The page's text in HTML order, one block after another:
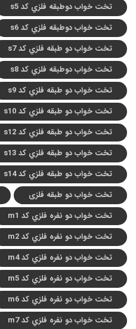
تخت خواب دوطبقه فلزي کد s5
تخت خواب دوطبقه فلزي کد s6
تخت خواب دو طبقه فلزي کد s7
تخت خواب دوطبقه فلزي کد s8
تخت خواب دو طبقه فلزي کد s9
تخت خواب دو طبقه فلزي کد s10
تخت خواب دو طبقه فلزي کد s12
تخت خواب دو طبقه فلزي کد s13
تخت خواب دو طبقه فلزي کد s14
تخت خواب دو طبقه فلزی
تخت خواب دو نفره فلزي کد m1
تخت خواب دو نفره فلزي کد m2
تخت خواب دو نفره فلزي کد m4
تخت خواب دو نفره فلزي کد m5
تخت خواب دو نفره فلزي کد m6
تخت خواب دو نفره فلزي کد m7